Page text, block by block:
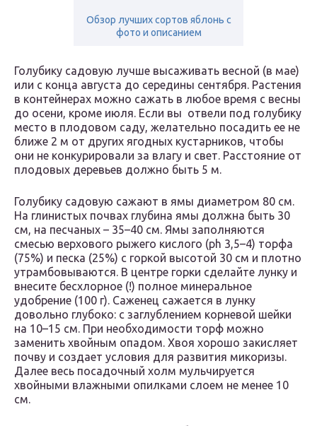
Обзор лучших сортов яблонь с
фото и описанием
Голубику садовую лучше высаживать весной (в мае)
или с конца августа до середины сентября. Растения
в контейнерах можно сажать в любое время с весны
до осени, кроме июля. Если вы отвели под голубику
место в плодовом саду, желательно посадить ее не
ближе 2 м от других ягодных кустарников, чтобы
они не конкурировали за влагу и свет. Расстояние от
плодовых деревьев должно быть 5 м.
Голубику садовую сажают в ямы диаметром 80 см.
На глинистых почвах глубина ямы должна быть 30
см, на песчаных – 35–40 см. Ямы заполняются
смесью верхового рыжего кислого (рh 3,5–4) торфа
(75%) и песка (25%) с горкой высотой 30 см и плотно
утрамбовываются. В центре горки сделайте лунку и
внесите бесхлорное (!) полное минеральное
удобрение (100 г). Саженец сажается в лунку
довольно глубоко: с заглублением корневой шейки
на 10–15 см. При необходимости торф можно
заменить хвойным опадом. Хвоя хорошо закисляет
почву и создает условия для развития микоризы.
Далее весь посадочный холм мульчируется
хвойными влажными опилками слоем не менее 10
см.